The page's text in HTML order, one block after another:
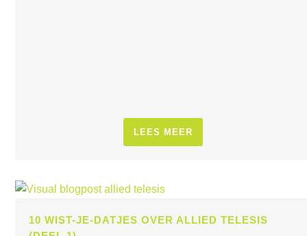
LEES MEER
10 WIST-JE-DATJES OVER ALLIED TELESIS